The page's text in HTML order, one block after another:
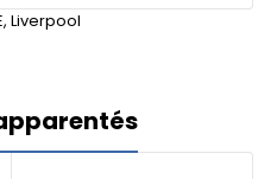
, Liverpool